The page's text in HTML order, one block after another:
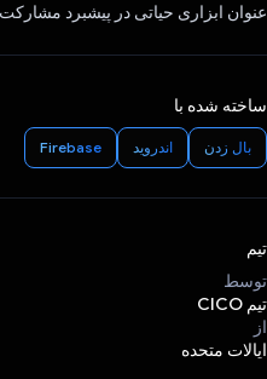
عنوان ابزاری حیاتی در پیشبرد
ساخته شده با
بال زدن اندروید Firebase
تیم
توسط
تیم CICO
از
ایالات متحده